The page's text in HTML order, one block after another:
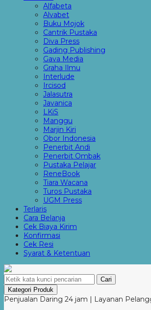
Alfabeta
Alvabet
Buku Mojok
Cantrik Pustaka
Diva Press
Gading Publishing
Gava Media
Graha Ilmu
Interlude
Ircisod
Jalasutra
Javanica
LKiS
Manggu
Marjin Kiri
Obor Indonesia
Penerbit Andi
Penerbit Ombak
Pustaka Pelajar
ReneBook
Tiara Wacana
Turos Pustaka
UGM Press
Terlaris
Cara Belanja
Cek Biaya Kirim
Konfirmasi
Cek Resi
Syarat & Ketentuan
Cari
Kategori Produk
Penjualan Daring 24 jam | Layanan